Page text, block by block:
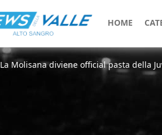
HOME
La Molisana diviene official pasta della